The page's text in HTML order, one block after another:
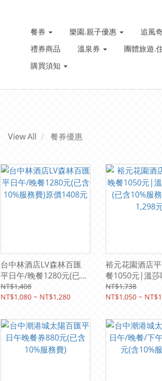
餐券 樂園.親子優惠 追風
禮券商品
溫泉券 團體旅遊.
購買須知
View All 餐券優惠
台中林酒店LV森林百匯
平日午/晚餐1280元(已含
10%服務費)原價1408元
NT$1,408
NT$1,080 ~ NT$1,280
裕元花園酒店
餐1050元|溫莎
(已含10%服務
1,298元)
NT$1,738
NT$1,050 ~